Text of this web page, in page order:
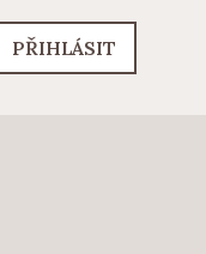
PŘIHLÁSIT